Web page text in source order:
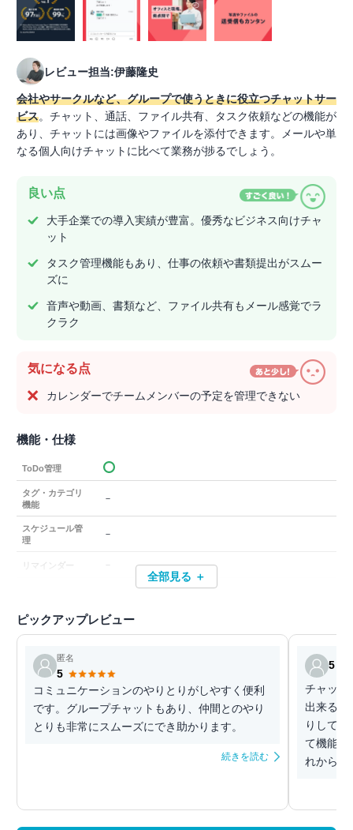
レビュー担当:伊藤隆史
会社やサークルなど、グループで使うときに役立つチャットサー
ビス。チャット、通話、ファイル共有、タスク依頼などの機能が
あり、チャットには画像やファイルを添付できます。メールや単
なる個人向けチャットに比べて業務が捗るでしょう。
良い点
大手企業での導入実績が豊富。優秀なビジネス向けチャ
ット
タスク管理機能もあり、仕事の依頼や書類提出がスムー
ズに
音声や動画、書類など、ファイル共有もメール感覚でラ
クラク
気になる点
カレンダーでチームメンバーの予定を管理できない
機能・仕様
ToDo管理
タグ・カテゴリ
機能
－
スケジュール管
理
－
リマインダー －
全部見る ＋
ピックアップレビュー
匿名
5
コミュニケーションのやりとりがしやすく便利
です。グループチャットもあり、仲間とのやり
とりも非常にスムーズにでき助かります。
続きを読む
5
チャット
出来るこ
りして
て機能す
れからは